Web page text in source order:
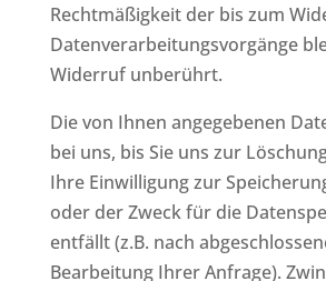
Rechtmäßigkeit der bis zum
Datenverarbeitungsvorgänge
Widerruf unberührt.
Die von Ihnen angegebenen
bei uns, bis Sie uns zur
Ihre Einwilligung zur
oder der Zweck für die
entfällt (z.B. nach
Bearbeitung Ihrer Anfrage).